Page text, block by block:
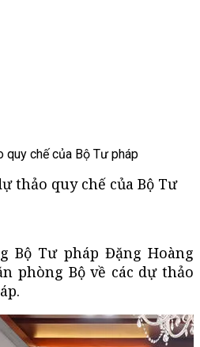
quy chế của Bộ Tư pháp
thảo quy chế của Bộ Tư
Bộ Tư pháp Đặng Hoàng
phòng Bộ về các dự thảo